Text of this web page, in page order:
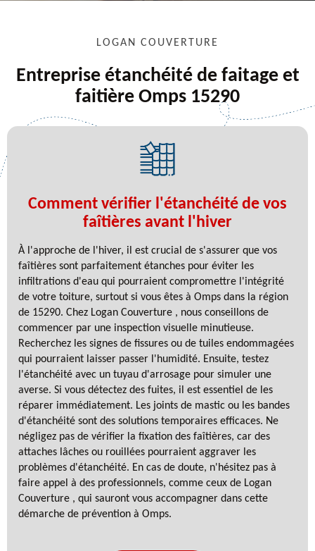
LOGAN COUVERTURE
Entreprise étanchéité de faitage et
faitière Omps 15290
Comment vérifier l'étanchéité de vos
faîtières avant l'hiver
À l'approche de l'hiver, il est crucial de s'assurer que vos
faîtières sont parfaitement étanches pour éviter les
infiltrations d'eau qui pourraient compromettre l'intégrité
de votre toiture, surtout si vous êtes à Omps dans la région
de 15290. Chez Logan Couverture , nous conseillons de
commencer par une inspection visuelle minutieuse.
Recherchez les signes de fissures ou de tuiles endommagées
qui pourraient laisser passer l'humidité. Ensuite, testez
l'étanchéité avec un tuyau d'arrosage pour simuler une
averse. Si vous détectez des fuites, il est essentiel de les
réparer immédiatement. Les joints de mastic ou les bandes
d'étanchéité sont des solutions temporaires efficaces. Ne
négligez pas de vérifier la fixation des faîtières, car des
attaches lâches ou rouillées pourraient aggraver les
problèmes d'étanchéité. En cas de doute, n'hésitez pas à
faire appel à des professionnels, comme ceux de Logan
Couverture , qui sauront vous accompagner dans cette
démarche de prévention à Omps.